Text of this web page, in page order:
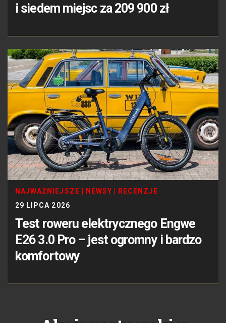
i siedem miejsc za 209 900 zł
NAJWAŻNIEJSZE NEWSY
RECENZJE
29 LIPCA 2026
Test roweru elektrycznego Engwe
E26 3.0 Pro – jest ogromny i bardzo
komfortowy